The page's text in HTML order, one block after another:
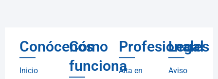
Conócenos
Inicio
Cómo
funciona
Profesionales
Alta en
Legal
Aviso